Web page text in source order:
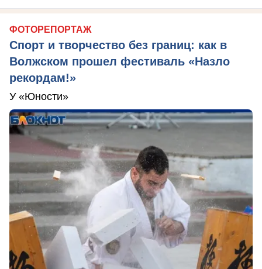
ФОТОРЕПОРТАЖ
Спорт и творчество без границ: как в
Волжском прошел фестиваль «Назло
рекордам!»
У «Юности»